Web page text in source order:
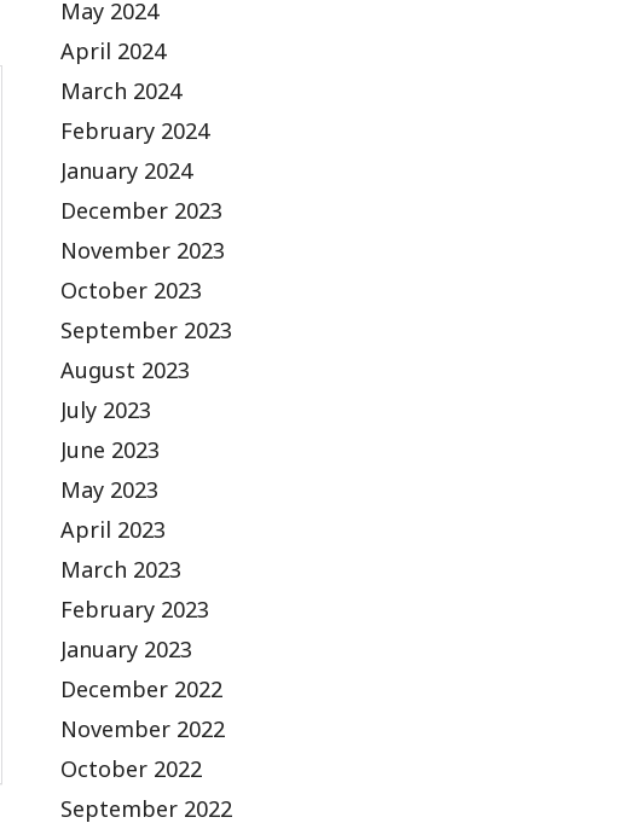
May 2024
April 2024
March 2024
February 2024
January 2024
December 2023
November 2023
October 2023
September 2023
August 2023
July 2023
June 2023
May 2023
April 2023
March 2023
February 2023
January 2023
December 2022
November 2022
October 2022
September 2022